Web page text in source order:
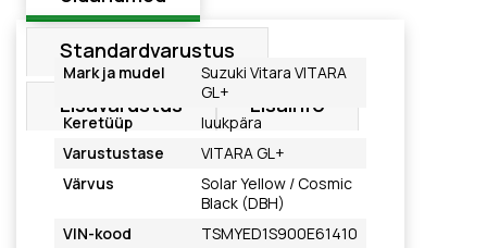
Standardvarustus
Lisavarustus Lisainfo
Mark ja mudel
Suzuki Vitara VITARA
GL+
Keretüüp
luukpära
Varustustase
VITARA GL+
Värvus
Solar Yellow / Cosmic
Black (DBH)
VIN-kood
TSMYED1S900E61410